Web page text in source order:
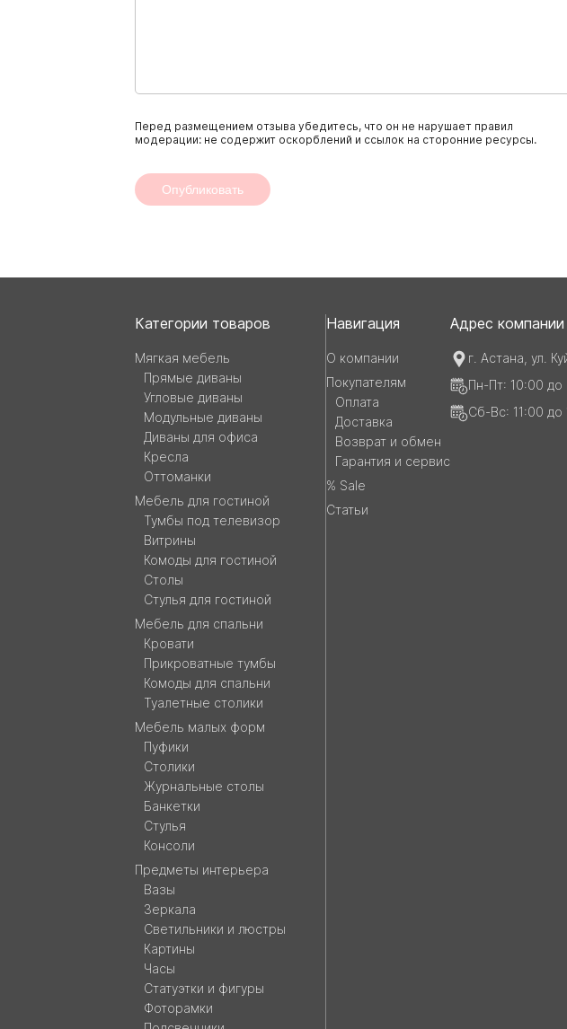
Перед размещением отзыва убедитесь, что он не нарушает правил
модерации: не содержит оскорблений и ссылок на сторонние ресурсы.
Опубликовать
Навигация
и
контакты
Категории товаров
Мягкая мебель
Прямые диваны
Угловые диваны
Модульные диваны
Диваны для офиса
Кресла
Оттоманки
Мебель для гостиной
Тумбы под телевизор
Витрины
Комоды для гостиной
Столы
Стулья для гостиной
Мебель для спальни
Кровати
Прикроватные тумбы
Комоды для спальни
Туалетные столики
Мебель малых форм
Пуфики
Столики
Журнальные столы
Банкетки
Стулья
Консоли
Предметы интерьера
Вазы
Зеркала
Светильники и люстры
Картины
Часы
Статуэтки и фигуры
Фоторамки
Навигация
О компании
Покупателям
Оплата
Доставка
Возврат и обмен
Гарантия и сервис
% Sale
Статьи
Адрес компании
г. Астана, ул.
Пн-Пт: 10:00 до
Сб-Вс: 11:00 до